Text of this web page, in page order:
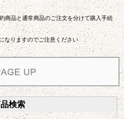
商品と通常商品のご注文を分けて購入手続
なりますのでご注意ください
検索